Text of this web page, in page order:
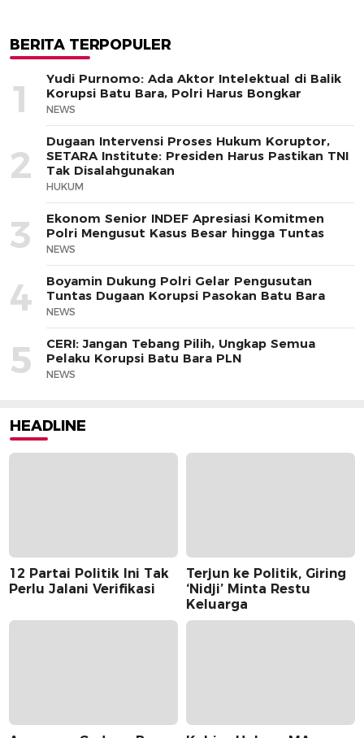
BERITA TERPOPULER
1
Yudi Purnomo: Ada Aktor Intelektual di Balik
Korupsi Batu Bara, Polri Harus Bongkar
NEWS
2
Dugaan Intervensi Proses Hukum Koruptor,
SETARA Institute: Presiden Harus Pastikan TNI
Tak Disalahgunakan
HUKUM
3
Ekonom Senior INDEF Apresiasi Komitmen
Polri Mengusut Kasus Besar hingga Tuntas
NEWS
4
Boyamin Dukung Polri Gelar Pengusutan
Tuntas Dugaan Korupsi Pasokan Batu Bara
NEWS
5
CERI: Jangan Tebang Pilih, Ungkap Semua
Pelaku Korupsi Batu Bara PLN
NEWS
HEADLINE
12 Partai Politik Ini Tak
Perlu Jalani Verifikasi
Terjun ke Politik, Giring
‘Nidji’ Minta Restu
Keluarga